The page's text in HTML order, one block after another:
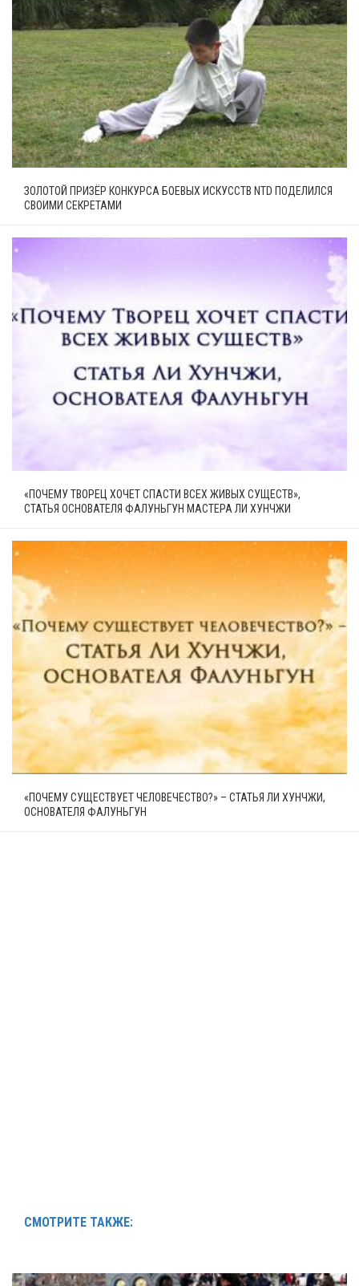
ЗОЛОТОЙ ПРИЗЁР КОНКУРСА БОЕВЫХ ИСКУССТВ NTD ПОДЕЛИЛСЯ
СВОИМИ СЕКРЕТАМИ
«ПОЧЕМУ ТВОРЕЦ ХОЧЕТ СПАСТИ ВСЕХ ЖИВЫХ СУЩЕСТВ»,
СТАТЬЯ ОСНОВАТЕЛЯ ФАЛУНЬГУН МАСТЕРА ЛИ ХУНЧЖИ
«ПОЧЕМУ СУЩЕСТВУЕТ ЧЕЛОВЕЧЕСТВО?» – СТАТЬЯ ЛИ ХУНЧЖИ,
ОСНОВАТЕЛЯ ФАЛУНЬГУН
СМОТРИТЕ ТАКЖЕ: